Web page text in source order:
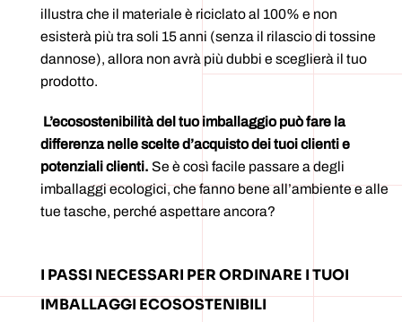
illustra che il materiale è riciclato al 100% e non
esisterà più tra soli 15 anni (senza il rilascio di tossine
dannose), allora non avrà più dubbi e sceglierà il tuo
prodotto.
L’ecosostenibilità del tuo imballaggio può fare la
differenza nelle scelte d’acquisto dei tuoi clienti e
potenziali clienti. Se è così facile passare a degli
imballaggi ecologici, che fanno bene all’ambiente e alle
tue tasche, perché aspettare ancora?
I PASSI NECESSARI PER ORDINARE I TUOI
IMBALLAGGI ECOSOSTENIBILI